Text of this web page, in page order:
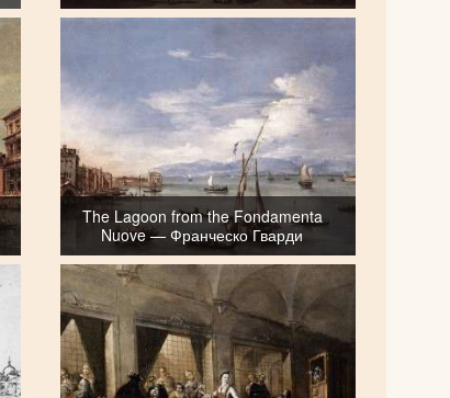
The Lagoon from the Fondamenta
Nuove — Франческо Гварди